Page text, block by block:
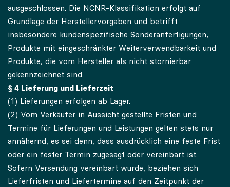
ausgeschlossen. Die NCNR-Klassifikation erfolgt auf
Grundlage der Herstellervorgaben und betrifft
insbesondere kundenspezifische Sonderanfertigungen,
Produkte mit eingeschränkter Weiterverwendbarkeit und
Produkte, die vom Hersteller als nicht stornierbar
gekennzeichnet sind.
§ 4 Lieferung und Lieferzeit
(1) Lieferungen erfolgen ab Lager.
(2) Vom Verkäufer in Aussicht gestellte Fristen und
Termine für Lieferungen und Leistungen gelten stets nur
annähernd, es sei denn, dass ausdrücklich eine feste Frist
oder ein fester Termin zugesagt oder vereinbart ist.
Sofern Versendung vereinbart wurde, beziehen sich
Lieferfristen und Liefertermine auf den Zeitpunkt der